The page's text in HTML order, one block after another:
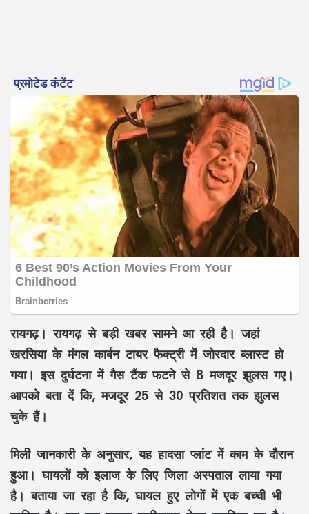
रायगढ़। रायगढ़ से बड़ी खबर सामने आ रही है। जहां
खरसिया के मंगल कार्बन टायर फैक्ट्री में जोरदार ब्लास्ट हो
गया। इस दुर्घटना में गैस टैंक फटने से 8 मजदूर झुलस गए।
आपको बता दें कि, मजदूर 25 से 30 प्रतिशत तक झुलस
चुके हैं।
मिली जानकारी के अनुसार, यह हादसा प्लांट में काम के दौरान
हुआ। घायलों को इलाज के लिए जिला अस्पताल लाया गया
है। बताया जा रहा है कि, घायल हुए लोगों में एक बच्ची भी